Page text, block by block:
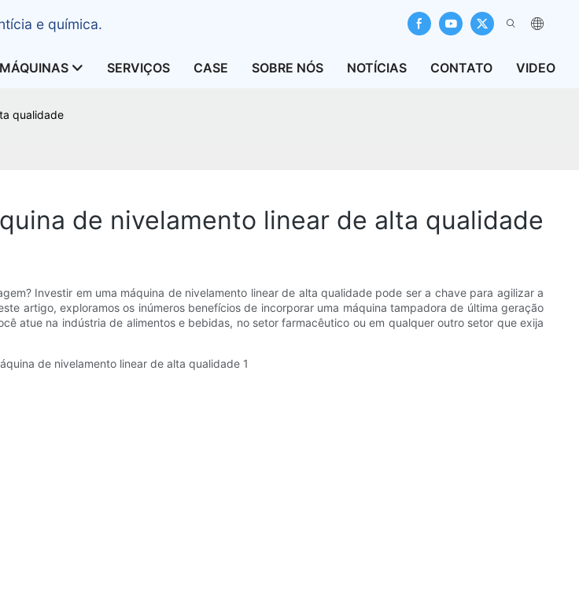
e química.
MÁQUINAS SERVIÇOS CASE SOBRE NÓS NOTÍCIAS CONTATO VIDEO
qualidade
de nivelamento linear de alta qualidade
Investir em uma máquina de nivelamento linear de alta qualidade pode ser a chave para agilizar a
artigo, exploramos os inúmeros benefícios de incorporar uma máquina tampadora de última geração
atue na indústria de alimentos e bebidas, no setor farmacêutico ou em qualquer outro setor que exija